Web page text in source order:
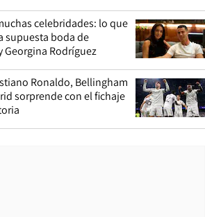
celebridades: lo que
supuesta boda de
Georgina Rodríguez
Ronaldo, Bellingham
sorprende con el fichaje